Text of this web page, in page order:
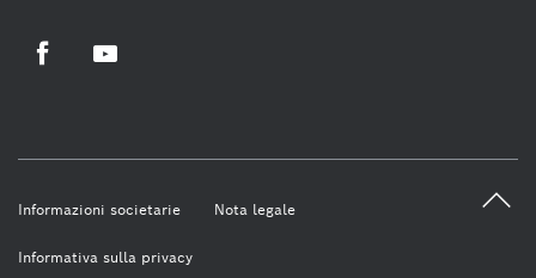
Informazioni societarie Nota legale
Informativa sulla privacy